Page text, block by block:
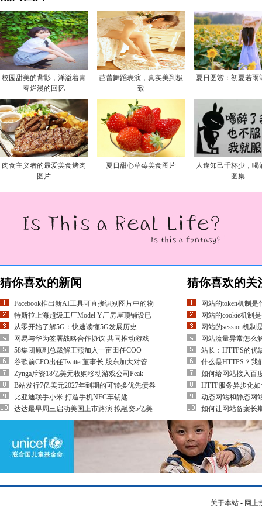
校园甜美的背影，洋溢着青
春烂漫的回忆
芭蕾舞蹈表演，真实美到极
致
夏日图赏：初夏若雨
肉食主义者的最爱美食烤肉
图片
夏日甜心草莓美食图片
人逢知己千杯少，喝
图集
猜你喜欢的新闻
Facebook推出新AI工具可直接识别图片中的物
特斯拉上海超级工厂Model Y厂房屋顶铺设已
从零开始了解5G：快速读懂5G发展历史
网易与华为签署战略合作协议 共同推动游戏
58集团原副总裁解王燕加入一亩田任COO
谷歌前CFO出任Twitter董事长 股东加大对管
Zynga斥资18亿美元收购移动游戏公司Peak
B站发行7亿美元2027年到期的可转换优先债券
比亚迪联手小米 打造手机NFC车钥匙
达达最早周三启动美国上市路演 拟融资5亿美
猜你喜欢的关
网站的token机制是
网站的cookie机制
网站的session机制
网站流量异常怎么
站长：HTTPS的优
什么是HTTPS？我
如何给网站接入百
HTTP服务异步化
动态网站和静态网
如何让网站备案长
关于本站 - 网上